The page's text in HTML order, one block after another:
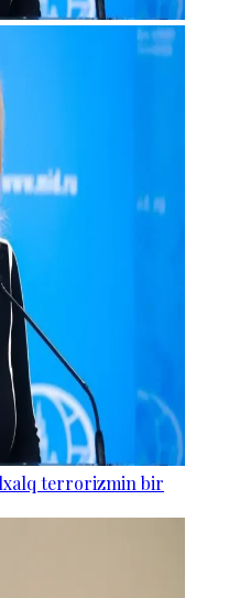
terrorizmin bir